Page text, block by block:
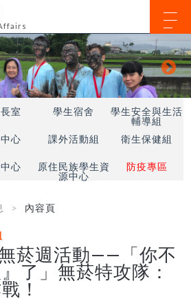
室 學生宿舍
學生安全與生活
輔導組
心 課外活動組 衛生保健組
心
原住民族學生資
源中心
防疫專區
內容頁
菸週活動——「你不
了」無菸特攻隊：
！